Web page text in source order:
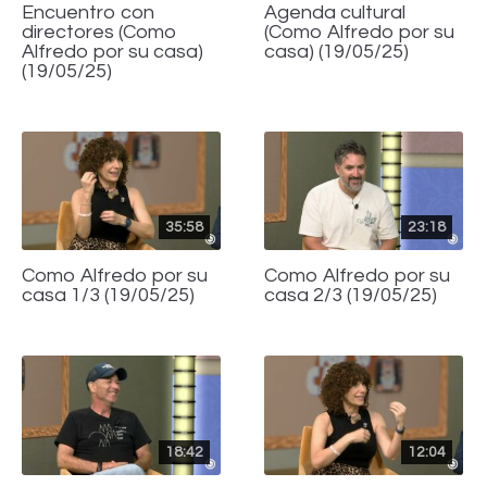
Encuentro con
directores (Como
Alfredo por su casa)
(19/05/25)
Agenda cultural
(Como Alfredo por su
casa) (19/05/25)
35:58
Como Alfredo por su
casa 1/3 (19/05/25)
23:18
Como Alfredo por su
casa 2/3 (19/05/25)
18:42 12:04